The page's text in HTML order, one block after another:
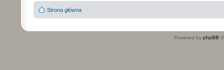
Strona główna
Powered by phpBB